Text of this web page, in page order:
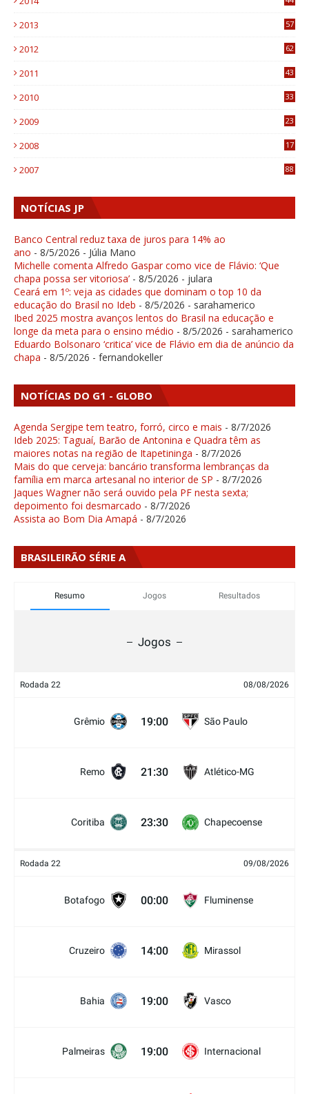
2013
57
2012
62
2011
43
2010
33
2009
23
2008
17
2007 88
NOTÍCIAS JP
Banco Central reduz taxa de juros para 14% ao
ano - 8/5/2026 - Júlia Mano
Michelle comenta Alfredo Gaspar como vice de Flávio: ‘Que
chapa possa ser vitoriosa’ - 8/5/2026 - julara
Ceará em 1º: veja as cidades que dominam o top 10 da
educação do Brasil no Ideb - 8/5/2026 - sarahamerico
Ibed 2025 mostra avanços lentos do Brasil na educação e
longe da meta para o ensino médio - 8/5/2026 - sarahamerico
Eduardo Bolsonaro ‘critica’ vice de Flávio em dia de anúncio da
chapa - 8/5/2026 - fernandokeller
NOTÍCIAS DO G1 - GLOBO
Agenda Sergipe tem teatro, forró, circo e mais - 8/7/2026
Ideb 2025: Taguaí, Barão de Antonina e Quadra têm as
maiores notas na região de Itapetininga - 8/7/2026
Mais do que cerveja: bancário transforma lembranças da
família em marca artesanal no interior de SP - 8/7/2026
Jaques Wagner não será ouvido pela PF nesta sexta;
depoimento foi desmarcado - 8/7/2026
Assista ao Bom Dia Amapá - 8/7/2026
BRASILEIRÃO SÉRIE A
Resumo Jogos Resultados
Jogos
Rodada 22 08/08/2026
Grêmio 19:00 São Paulo
Remo 21:30 Atlético-MG
Coritiba 23:30 Chapecoense
Rodada 22 09/08/2026
Botafogo 00:00 Fluminense
Cruzeiro 14:00 Mirassol
Bahia 19:00 Vasco
Palmeiras 19:00 Internacional